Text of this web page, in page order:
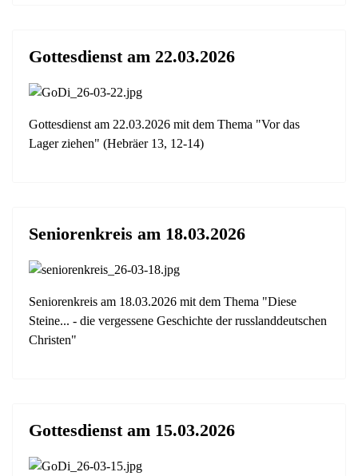
Gottesdienst am 22.03.2026
Gottesdienst am 22.03.2026 mit dem Thema "Vor das
Lager ziehen" (Hebräer 13, 12-14)
Seniorenkreis am 18.03.2026
Seniorenkreis am 18.03.2026 mit dem Thema "Diese
Steine... - die vergessene Geschichte der russlanddeutschen
Christen"
Gottesdienst am 15.03.2026